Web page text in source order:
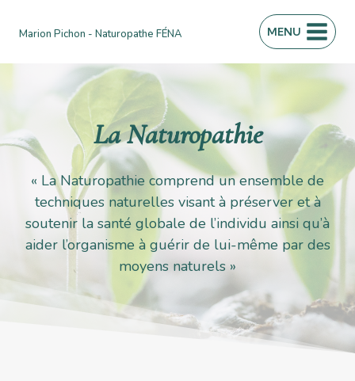
Marion Pichon - Naturopathe FÉNA MENU
La Naturopathie
« La Naturopathie comprend un ensemble de
techniques naturelles visant à préserver et à
soutenir la santé globale de l’individu ainsi qu’à
aider l’organisme à guérir de lui-même par des
moyens naturels »